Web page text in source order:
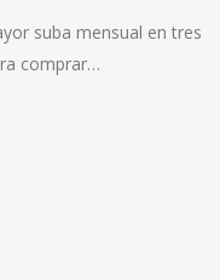
suba mensual en tres
comprar…